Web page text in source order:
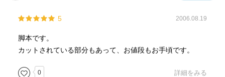
5 2006.08.19
脚本です。
カットされている部分もあって、お値段もお手頃です。
0 詳細をみる